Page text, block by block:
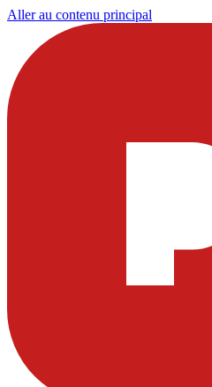
Aller au contenu principal